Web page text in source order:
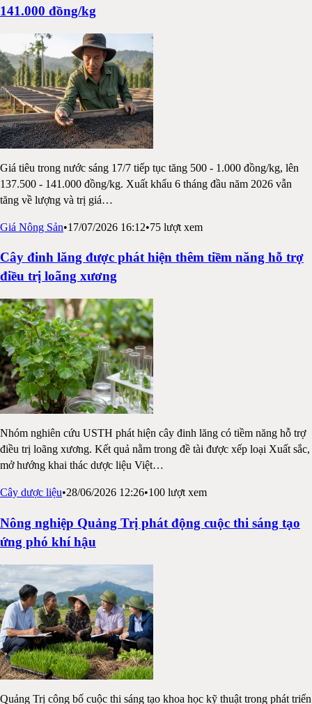
141.000 đồng/kg
Giá tiêu trong nước sáng 17/7 tiếp tục tăng 500 - 1.000 đồng/kg, lên
137.500 - 141.000 đồng/kg. Xuất khẩu 6 tháng đầu năm 2026 vẫn
tăng về lượng và trị giá…
Giá Nông Sản•17/07/2026 16:12•75 lượt xem
Cây đinh lăng được phát hiện thêm tiềm năng hỗ trợ
điều trị loãng xương
Nhóm nghiên cứu USTH phát hiện cây đinh lăng có tiềm năng hỗ trợ
điều trị loãng xương. Kết quả nằm trong đề tài được xếp loại Xuất sắc,
mở hướng khai thác dược liệu Việt…
Cây dược liệu•28/06/2026 12:26•100 lượt xem
Nông nghiệp Quảng Trị phát động cuộc thi sáng tạo
ứng phó khí hậu
Quảng Trị công bố cuộc thi sáng tạo khoa học kỹ thuật trong phát triển